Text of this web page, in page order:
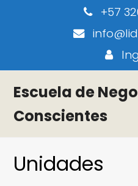
+57
Escuela de
Conscientes
Unidades